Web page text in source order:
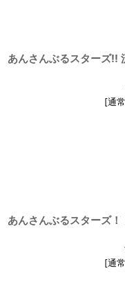
あんさんぶるスターズ!!
[通
[通